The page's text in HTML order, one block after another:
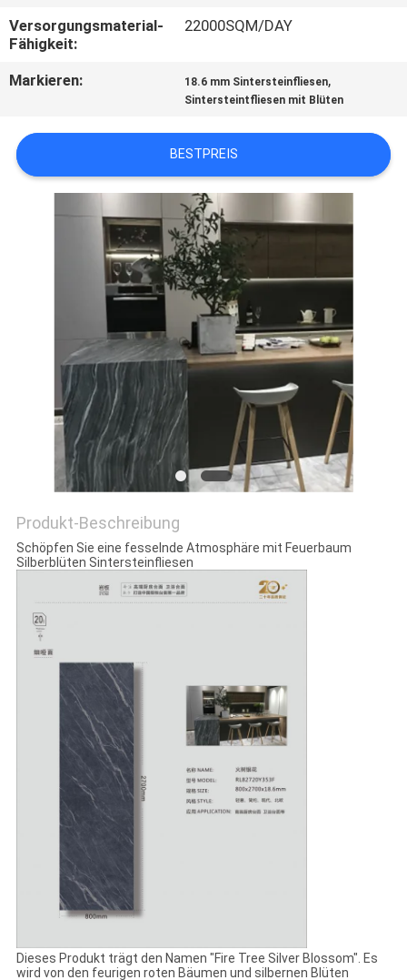
BITTE UM
EIN
ANGEBOT
SITEMAP
DATENSCHUTZRICHTLINIE
Versorgungsmaterial-
Fähigkeit:
22000SQM/DAY
Markieren: 18.6 mm Sintersteinfliesen,
Sintersteintfliesen mit Blüten
BESTPREIS
Produkt-Beschreibung
Schöpfen Sie eine fesselnde Atmosphäre mit Feuerbaum
Silberblüten Sintersteinfliesen
Dieses Produkt trägt den Namen "Fire Tree Silver Blossom". Es
wird von den feurigen roten Bäumen und silbernen Blüten